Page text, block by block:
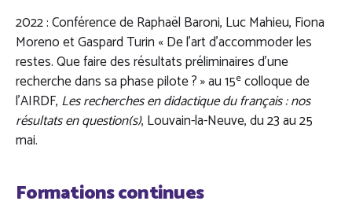
2022 : Conférence de Raphaël Baroni, Luc Mahieu, Fiona
Moreno et Gaspard Turin « De l’art d’accommoder les
restes. Que faire des résultats préliminaires d’une
recherche dans sa phase pilote ? » au 15ecolloque de
l’AIRDF, Les recherches en didactique du français : nos
résultats en question(s), Louvain-la-Neuve, du 23 au 25
mai.
Formations continues